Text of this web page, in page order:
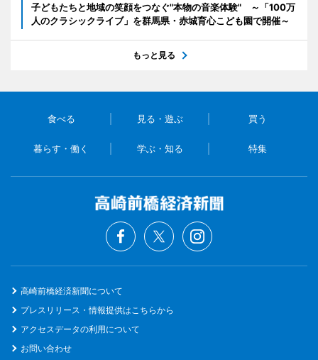
子どもたちと地域の笑顔をつなぐ"本物の音楽体験" ～「100万
人のクラシックライブ」を群馬県・赤城育心こども園で開催～
もっと見る
食べる 見る・遊ぶ 買う
暮らす・働く 学ぶ・知る 特集
高崎前橋経済新聞について
プレスリリース・情報提供はこちらから
アクセスデータの利用について
お問い合わせ